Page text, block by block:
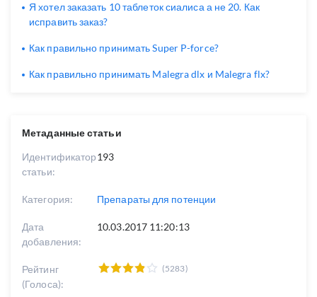
Метаданные статьи
Идентификатор
статьи:
193
Категория: Препараты для потенции
Дата
добавления:
10.03.2017 11:20:13
Рейтинг
(Голоса):
(5283)
Я хотел заказать 10 таблеток сиалиса а не 20. Как
исправить заказ?
Как правильно принимать Super P-force?
Как правильно принимать Malegra dlx и Malegra flx?